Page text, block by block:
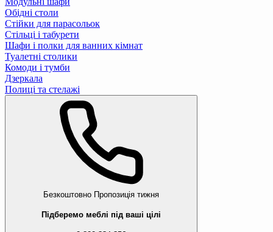
Обідні столи
Стійки для парасольок
Стільці і табурети
Шафи і полки для ванних кімнат
Туалетні столики
Комоди і тумби
Дзеркала
Полиці та стелажі
Безкоштовно Пропозиція тижня
Підберемо меблі під ваші цілі